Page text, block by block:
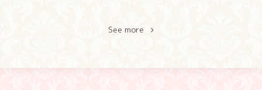
See more